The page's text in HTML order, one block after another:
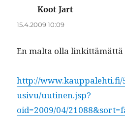
Koot Jart
15.4.2009 10:09
En mal­ta olla linkit­tämät­tä
http://www.kauppalehti.fi/
usivu/uutinen.jsp?
oid=2009/04/